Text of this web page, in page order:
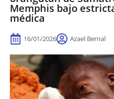
Memphis bajo
médica
16/01/2026 Azael Bernal